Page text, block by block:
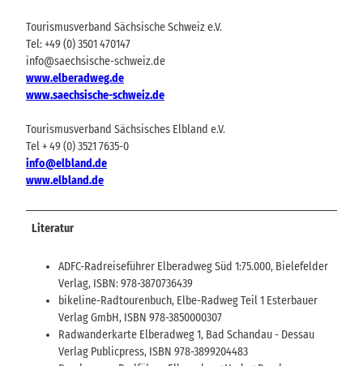
Tourismusverband Sächsische Schweiz e.V.
Tel: +49 (0) 3501 470147
info@saechsische-schweiz.de
www.elberadweg.de
www.saechsische-schweiz.de
Tourismusverband Sächsisches Elbland e.V.
Tel + 49 (0) 3521 7635-0
info@elbland.de
www.elbland.de
Literatur
ADFC-Radreiseführer Elberadweg Süd 1:75.000, Bielefelder
Verlag, ISBN: 978-3870736439
bikeline-Radtourenbuch, Elbe-Radweg Teil 1 Esterbauer
Verlag GmbH, ISBN 978-3850000307
Radwanderkarte Elberadweg 1, Bad Schandau - Dessau
Verlag Publicpress, ISBN 978-3899204483